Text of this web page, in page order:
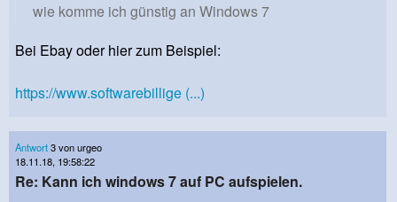
wie komme ich günstig an Windows 7
Bei Ebay oder hier zum Beispiel:
https://www.softwarebillige (...)
Antwort3 von urgeo
18.11.18, 19:58:22
Re: Kann ich windows 7 auf PC aufspielen.